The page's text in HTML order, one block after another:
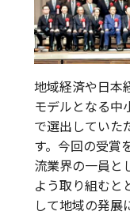
地域経済や日本
モデルとなる中
で選出していた
す。今回の受賞
流業界の一員と
よう取り組むと
して地域の発展